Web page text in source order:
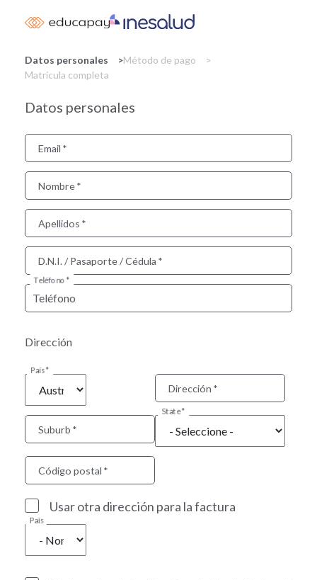
to
content
Datos personales
Método de pago
Matrícula completa
Datos personales
Email
Nombre
Apellidos
D.N.I. / Pasaporte / Cédula
Teléfono
Dirección
País
Dirección
Suburb
State
Código postal
Usar otra dirección para la factura
País